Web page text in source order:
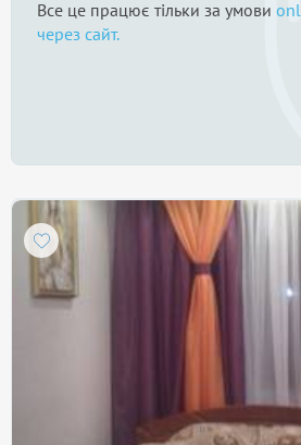
Все це працює тільки за умови
через сайт.